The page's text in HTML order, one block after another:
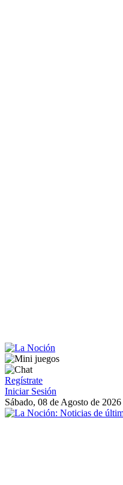
Regístrate
Iniciar Sesión
Sábado, 08 de Agosto de